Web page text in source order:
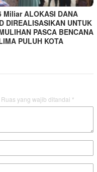
Miliar ALOKASI DANA
DIREALISASIKAN UNTUK
PASCA BENCANA
PULUH KOTA
Ruas yang wajib ditandai *